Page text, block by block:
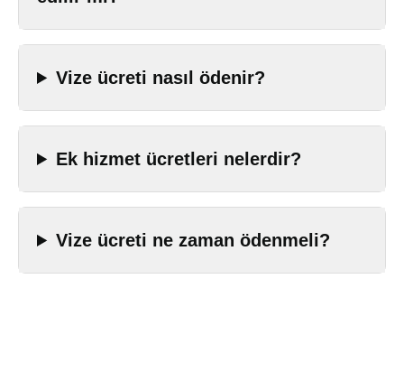
Vize ücreti nasıl ödenir?
Ek hizmet ücretleri nelerdir?
Vize ücreti ne zaman ödenmeli?